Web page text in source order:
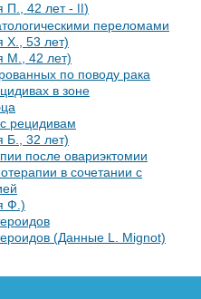
П., 42 лет -
)
переломами
X., 53 лет)
М., 42 лет)
по поводу рака
в зоне
рецидивам
Б., 32 лет)
после овариэктомии
в сочетании с
Ф.)
(Данные L. Mignot)